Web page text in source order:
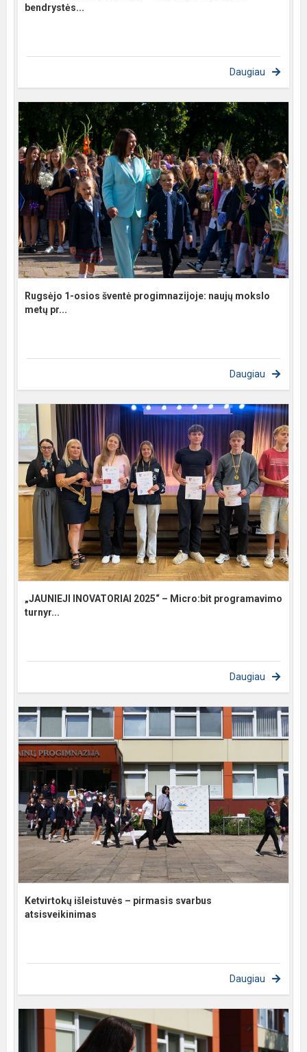
bendrystės...
Daugiau
Rugsėjo 1-osios šventė progimnazijoje: naujų mokslo
metų pr...
Daugiau
„JAUNIEJI INOVATORIAI 2025“ – Micro:bit programavimo
turnyr...
Daugiau
Ketvirtokų išleistuvės – pirmasis svarbus
atsisveikinimas
Daugiau